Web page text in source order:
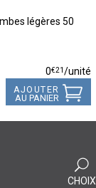
légères 50
0€21/unité
AJOUTER
AU PANIER
CHOIX